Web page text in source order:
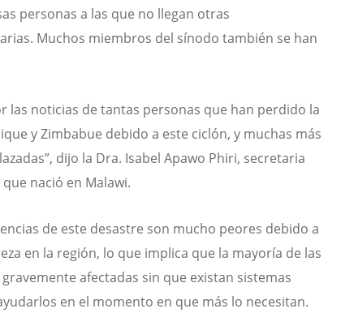
personas a las que no llegan otras
Muchos miembros del sínodo también se han
las noticias de tantas personas que han perdido la
y Zimbabue debido a este ciclón, y muchas más
dijo la Dra. Isabel Apawo Phiri, secretaria
nació en Malawi.
de este desastre son mucho peores debido a
en la región, lo que implica que la mayoría de las
afectadas sin que existan sistemas
en el momento en que más lo necesitan.